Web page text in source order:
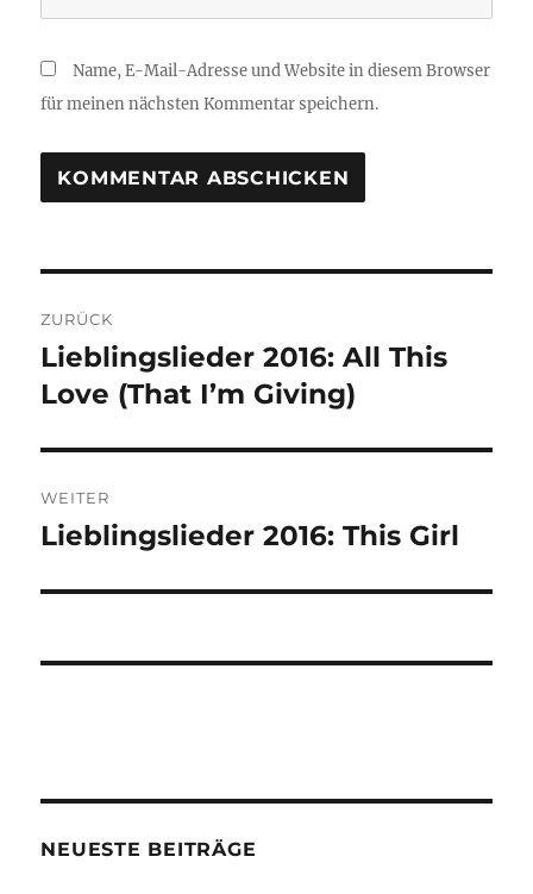
Name, E-Mail-Adresse und Website in diesem Browser
für meinen nächsten Kommentar speichern.
ZURÜCK
Vorheriger
Beitrag:
Lieblingslieder 2016: All This
Love (That I’m Giving)
WEITER
Nächster
Lieblingslieder 2016: This Girl
NEUESTE BEITRÄGE